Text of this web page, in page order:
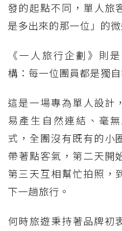
發的起點不同，單人旅
是多出來的那一位」的微
《一人旅行企劃》則
構：每一位團員都是獨自
這是一場專為單人設計
易產生自然連結、毫
式，全團沒有既有的小
帶著點客氣，第二天開
第三天互相幫忙拍照，
下一趟旅行。
何時旅遊秉持著品牌初